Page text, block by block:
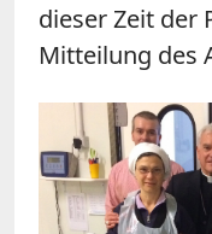
dieser Zeit der
Mitteilung des